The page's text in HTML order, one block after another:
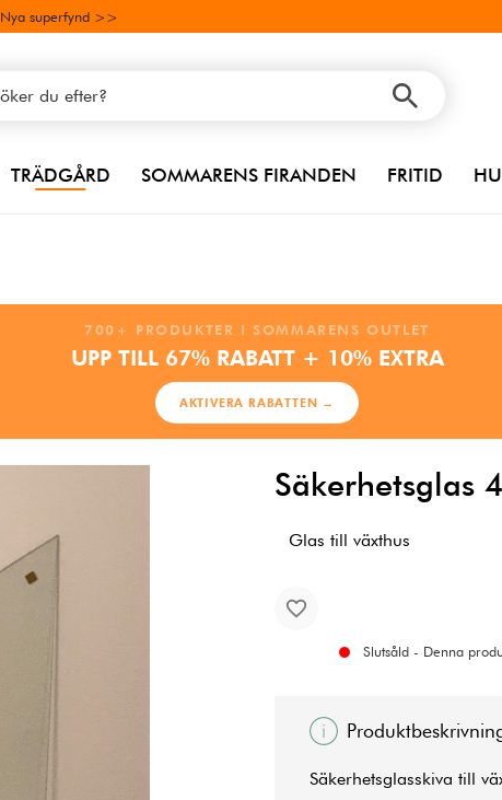
Nya superfynd >>
TRÄDGÅRD SOMMARENS FIRANDEN FRITID
700+ PRODUKTER I SOMMARENS OUTLET
UPP TILL 67% RABATT + 10% EXTRA
AKTIVERA RABATTEN →
Säkerhetsglas
Glas till växthus
Slutsåld - Denna
Säkerhetsglasskiva till